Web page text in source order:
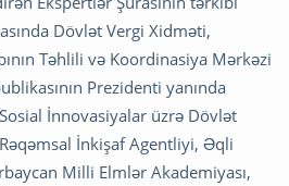
Dövlət Vergi Xidməti,
Təhlili və Koordinasiya Mərkəzi
Prezidenti yanında
İnnovasiyalar üzrə Dövlət
İnkişaf Agentliyi, Əqli
Milli Elmlər Akademiyası,